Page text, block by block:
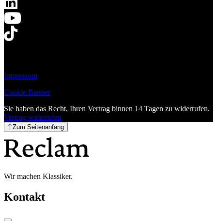
Impressum
Cookie Banner
Sie haben das Recht, Ihren Vertrag binnen 14 Tagen zu widerrufen.
Vertrag widerrufen
Zum Seitenanfang
Wir machen Klassiker.
Kontakt